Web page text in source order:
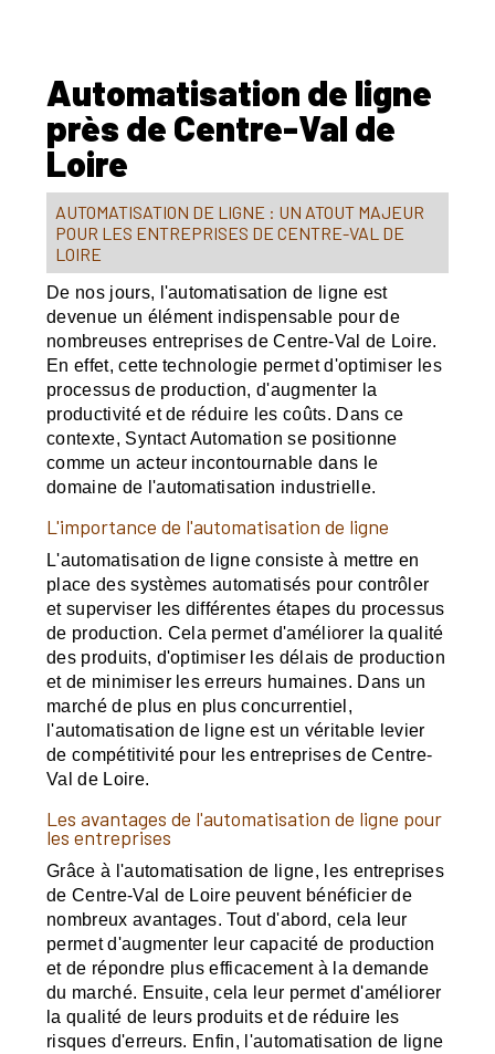
Automatisation de ligne
près de Centre-Val de
Loire
AUTOMATISATION DE LIGNE : UN ATOUT MAJEUR
POUR LES ENTREPRISES DE CENTRE-VAL DE
LOIRE
De nos jours, l'automatisation de ligne est
devenue un élément indispensable pour de
nombreuses entreprises de Centre-Val de Loire.
En effet, cette technologie permet d'optimiser les
processus de production, d'augmenter la
productivité et de réduire les coûts. Dans ce
contexte, Syntact Automation se positionne
comme un acteur incontournable dans le
domaine de l'automatisation industrielle.
L'importance de l'automatisation de ligne
L'automatisation de ligne consiste à mettre en
place des systèmes automatisés pour contrôler
et superviser les différentes étapes du processus
de production. Cela permet d'améliorer la qualité
des produits, d'optimiser les délais de production
et de minimiser les erreurs humaines. Dans un
marché de plus en plus concurrentiel,
l'automatisation de ligne est un véritable levier
de compétitivité pour les entreprises de Centre-
Val de Loire.
Les avantages de l'automatisation de ligne pour
les entreprises
Grâce à l'automatisation de ligne, les entreprises
de Centre-Val de Loire peuvent bénéficier de
nombreux avantages. Tout d'abord, cela leur
permet d'augmenter leur capacité de production
et de répondre plus efficacement à la demande
du marché. Ensuite, cela leur permet d'améliorer
la qualité de leurs produits et de réduire les
risques d'erreurs. Enfin, l'automatisation de ligne